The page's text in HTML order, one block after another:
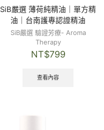
SiB嚴選 薄荷純精油｜單方精
油｜台南護專認證精油
SiB嚴選 驗證芳療- Aroma
Therapy
NT$799
查看內容